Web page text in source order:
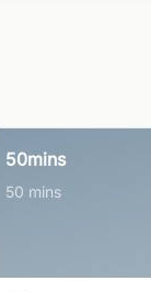
50mins
50 mins